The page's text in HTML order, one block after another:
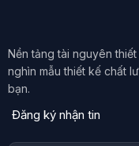
Nền tảng tài nguyên
nghìn mẫu thiết kế chất
bạn.
Đăng ký nhận tin